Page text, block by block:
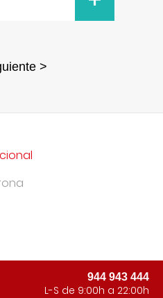
>
944 943 444
L-S de 9:00h a 22:00h